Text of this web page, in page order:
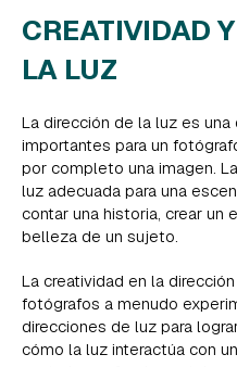
CREATIVIDAD
LA LUZ
La dirección de la luz es
importantes para un
por completo una imagen.
luz adecuada para una
contar una historia, crear un
belleza de un sujeto.
La creatividad en la
fotógrafos a menudo
direcciones de luz para
cómo la luz interactúa con